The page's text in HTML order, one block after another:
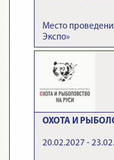
Место
Экспо»
ОХОТА И
20.02.2027 -